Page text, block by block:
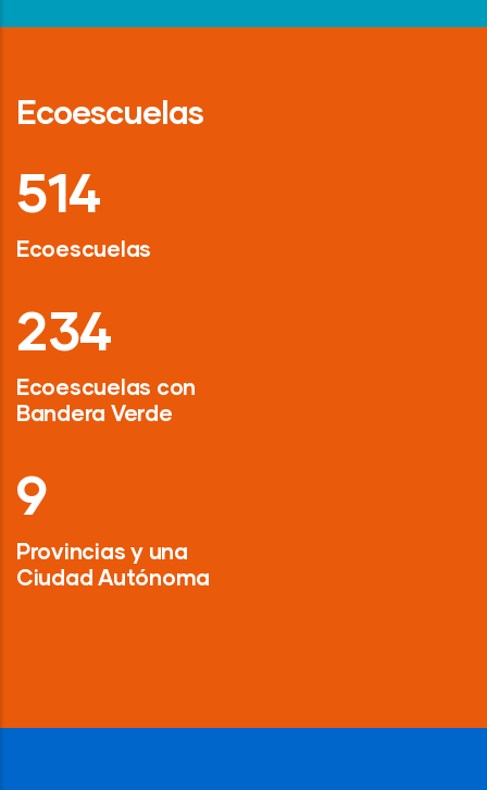
Ecoescuelas
718
Ecoescuelas
326
Ecoescuelas con
Bandera Verde
13
Provincias y una
Ciudad Autónoma